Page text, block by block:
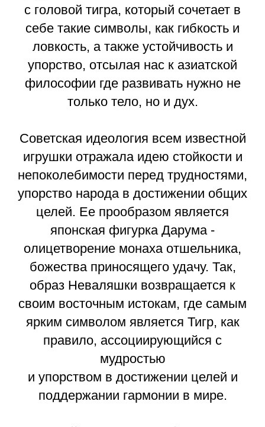
с головой тигра, который сочетает в
себе такие символы, как гибкость и
ловкость, а также устойчивость и
упорство, отсылая нас к азиатской
философии где развивать нужно не
только тело, но и дух.
Советская идеология всем известной
игрушки отражала идею стойкости и
непоколебимости перед трудностями,
упорство народа в достижении общих
целей. Ее прообразом является
японская фигурка Дарума -
олицетворение монаха отшельника,
божества приносящего удачу. Так,
образ Неваляшки возвращается к
своим восточным истокам, где самым
ярким символом является Тигр, как
правило, ассоциирующийся с
мудростью
и упорством в достижении целей и
поддержании гармонии в мире.